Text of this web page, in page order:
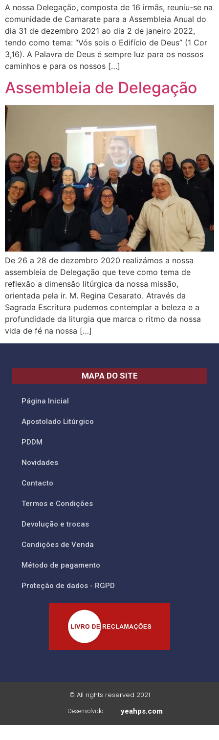
A nossa Delegação, composta de 16 irmãs, reuniu-se na
comunidade de Camarate para a Assembleia Anual do
dia 31 de dezembro 2021 ao dia 2 de janeiro 2022,
tendo como tema: “Vós sois o Edifício de Deus” (1 Cor
3,16). A Palavra de Deus é sempre luz para os nossos
caminhos e para os nossos […]
Assembleia de Delegação
De 26 a 28 de dezembro 2020 realizámos a nossa
assembleia de Delegação que teve como tema de
reflexão a dimensão litúrgica da nossa missão,
orientada pela ir. M. Regina Cesarato. Através da
Sagrada Escritura pudemos contemplar a beleza e a
profundidade da liturgia que marca o ritmo da nossa
vida de fé na nossa […]
MAPA DO SITE
Página Inicial
Apostolado Litúrgico
PDDM
Novidades
Contacto
Termos e Condições
Devolução e trocas
Condições de Venda
Método de pagamento
Proteção de dados - RGPD
© All rights reserved 2021
Desenvolvido: yeahps.com